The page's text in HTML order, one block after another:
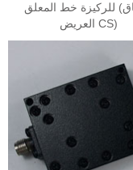
للركيزة خط المعلق (النطاق
العريض CS)